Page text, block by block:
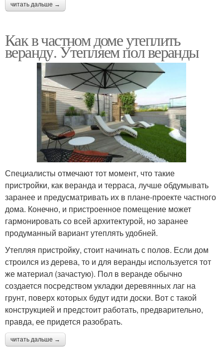
читать дальше →
Как в частном доме утеплить
веранду. Утепляем пол веранды
Специалисты отмечают тот момент, что такие
пристройки, как веранда и терраса, лучше обдумывать
заранее и предусматривать их в плане-проекте частного
дома. Конечно, и пристроенное помещение может
гармонировать со всей архитектурой, но заранее
продуманный вариант утеплять удобней.
Утепляя пристройку, стоит начинать с полов. Если дом
строился из дерева, то и для веранды используется тот
же материал (зачастую). Пол в веранде обычно
создается посредством укладки деревянных лаг на
грунт, поверх которых будут идти доски. Вот с такой
конструкцией и предстоит работать, предварительно,
правда, ее придется разобрать.
читать дальше →